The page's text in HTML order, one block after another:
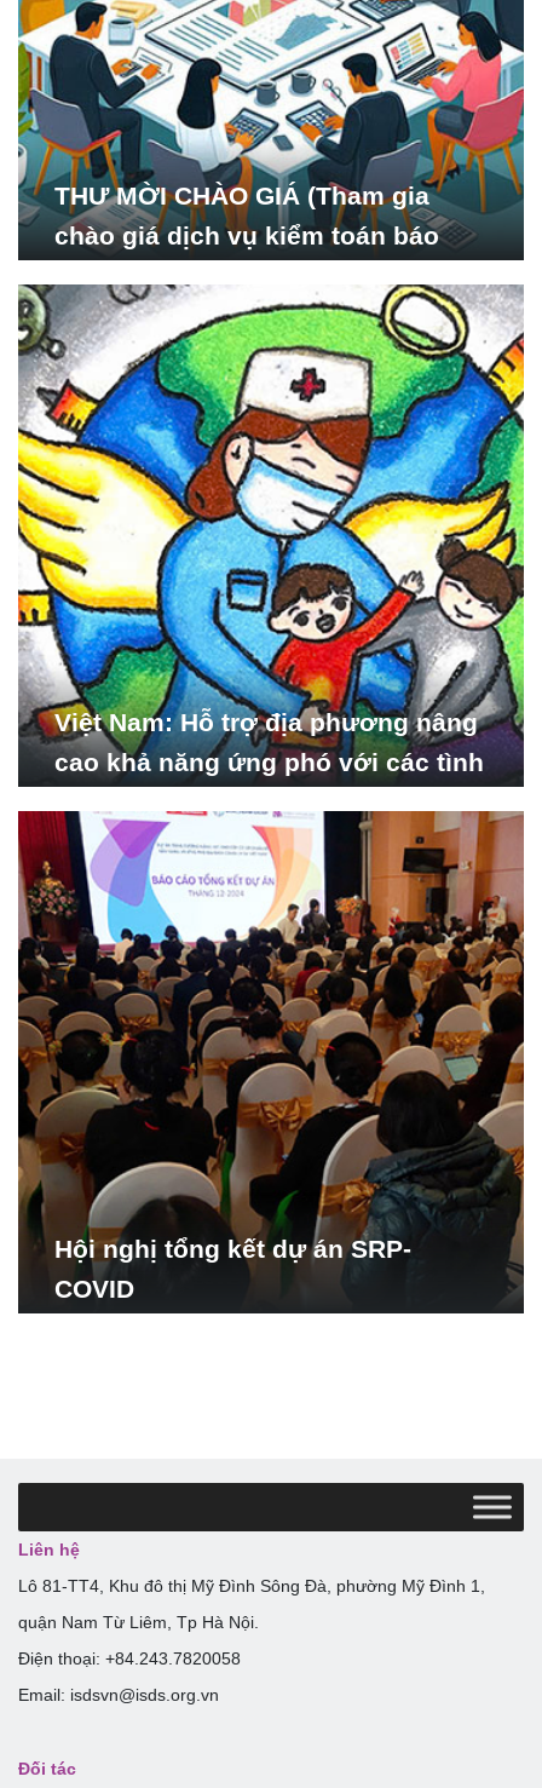
THƯ MỜI CHÀO GIÁ (Tham gia
chào giá dịch vụ kiểm toán báo
Nghiên cứu Phát triển Xã
hội_ISDS)
Việt Nam: Hỗ trợ địa phương nâng
cao khả năng ứng phó với các tình
Hội nghị tổng kết dự án SRP-
COVID
Liên hệ
Lô 81-TT4, Khu đô thị Mỹ Đình Sông Đà, phường Mỹ Đình 1,
quận Nam Từ Liêm, Tp Hà Nội.
Điện thoại: +84.243.7820058
Email: isdsvn@isds.org.vn
Đối tác